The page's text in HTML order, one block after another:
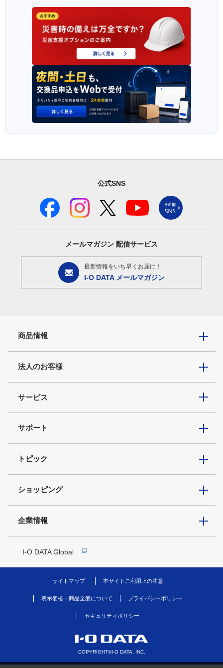
公式SNS
メールマガジン 配信サービス
最新情報をいち早くお届け！
I-O DATA メールマガジン
商品情報
法人のお客様
サービス
サポート
トピック
ショッピング
企業情報
I-O DATA Global
サイトマップ 本サイトご利用上の注意
表示価格・商品全般について プライバシーポリシー
セキュリティポリシー
COPYRIGHT©I-O DATA, INC.